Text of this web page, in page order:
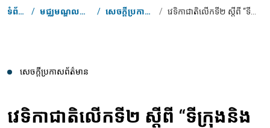
Breadcrumb
ទំព័រដើម / មជ្ឈមណ្ឌលសារព័ត៌មាន / សេចក្តី​ប្រកាស​ព័ត៌មាន /
សេចក្តី​ប្រកាស​ព័ត៌មាន
វេទិកាជាតិលើកទី២ ស្តីពី “ទីក្រុងនិង